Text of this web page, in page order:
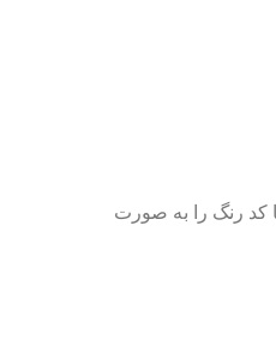
کد رنگ را به صورت